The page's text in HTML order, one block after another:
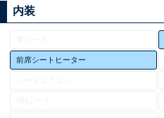
内装
前席シートヒーター